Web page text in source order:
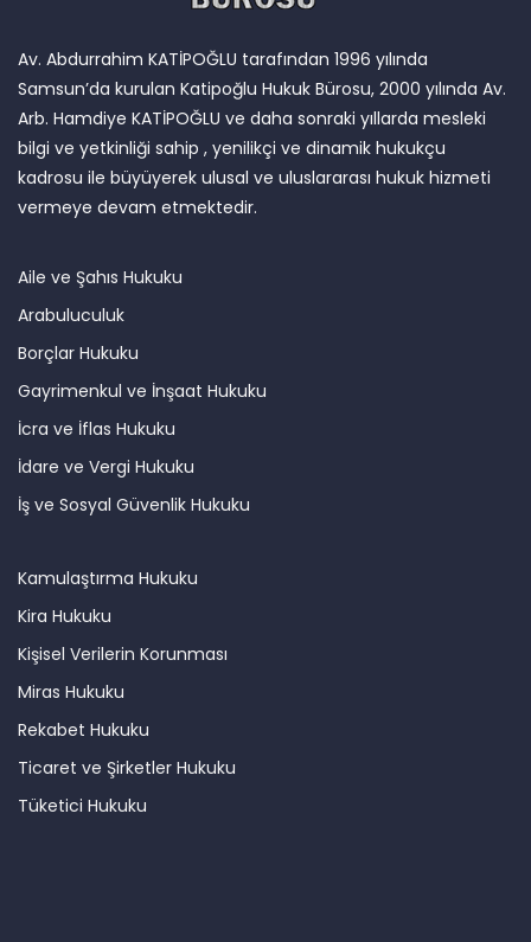
Av. Abdurrahim KATİPOĞLU tarafından 1996 yılında
Samsun’da kurulan Katipoğlu Hukuk Bürosu, 2000 yılında Av.
Arb. Hamdiye KATİPOĞLU ve daha sonraki yıllarda mesleki
bilgi ve yetkinliği sahip , yenilikçi ve dinamik hukukçu
kadrosu ile büyüyerek ulusal ve uluslararası hukuk hizmeti
vermeye devam etmektedir.
Aile ve Şahıs Hukuku
Arabuluculuk
Borçlar Hukuku
Gayrimenkul ve İnşaat Hukuku
İcra ve İflas Hukuku
İdare ve Vergi Hukuku
İş ve Sosyal Güvenlik Hukuku
Kamulaştırma Hukuku
Kira Hukuku
Kişisel Verilerin Korunması
Miras Hukuku
Rekabet Hukuku
Ticaret ve Şirketler Hukuku
Tüketici Hukuku